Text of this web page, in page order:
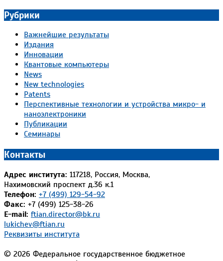
Рубрики
Важнейшие результаты
Издания
Инновации
Квантовые компьютеры
News
New technologies
Patents
Перспективные технологии и устройства микро- и
наноэлектроники
Публикации
Семинары
Контакты
Адрес института: 117218, Россия, Москва,
Нахимовский проспект д.36 к.1
Телефон: +7 (499) 129-54-92
Факс: +7 (499) 125-38-26
E-mail: ftian.director@bk.ru
lukichev@ftian.ru
Реквизиты института
© 2026 Федеральное государственное бюджетное